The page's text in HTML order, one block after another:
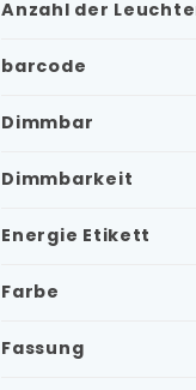
Anzahl der
barcode
Dimmbar
Dimmbarkeit
Energie Etikett
Farbe
Fassung